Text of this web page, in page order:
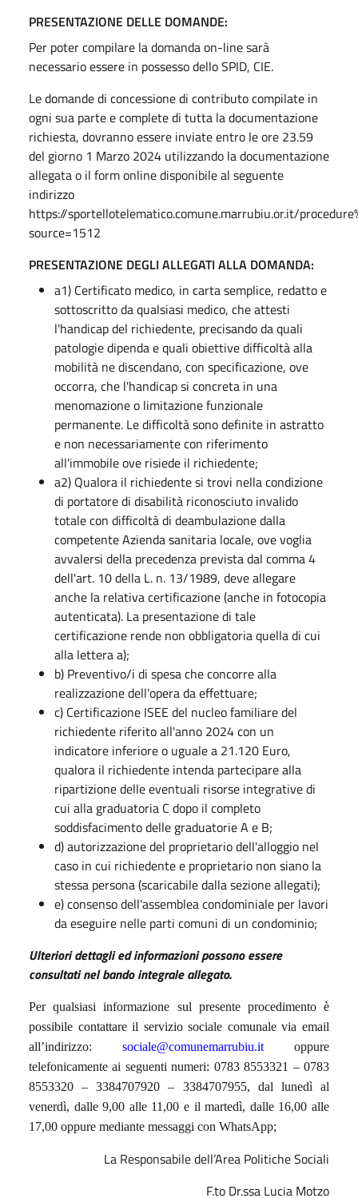
PRESENTAZIONE DELLE DOMANDE:
Per poter compilare la domanda on-line sarà
necessario essere in possesso dello SPID, CIE.
Le domande di concessione di contributo compilate in
ogni sua parte e complete di tutta la documentazione
richiesta, dovranno essere inviate entro le ore 23.59
del giorno 1 Marzo 2024 utilizzando la documentazione
allegata o il form online disponibile al seguente
indirizzo
https://sportellotelematico.comune.marrubiu.or.it/
source=1512
PRESENTAZIONE DEGLI ALLEGATI ALLA DOMANDA:
a1) Certificato medico, in carta semplice, redatto e
sottoscritto da qualsiasi medico, che attesti
l'handicap del richiedente, precisando da quali
patologie dipenda e quali obiettive difficoltà alla
mobilità ne discendano, con specificazione, ove
occorra, che l'handicap si concreta in una
menomazione o limitazione funzionale
permanente. Le difficoltà sono definite in astratto
e non necessariamente con riferimento
all'immobile ove risiede il richiedente;
a2) Qualora il richiedente si trovi nella condizione
di portatore di disabilità riconosciuto invalido
totale con difficoltà di deambulazione dalla
competente Azienda sanitaria locale, ove voglia
avvalersi della precedenza prevista dal comma 4
dell'art. 10 della L. n. 13/1989, deve allegare
anche la relativa certificazione (anche in fotocopia
autenticata). La presentazione di tale
certificazione rende non obbligatoria quella di cui
alla lettera a);
b) Preventivo/i di spesa che concorre alla
realizzazione dell'opera da effettuare;
c) Certificazione ISEE del nucleo familiare del
richiedente riferito all'anno 2024 con un
indicatore inferiore o uguale a 21.120 Euro,
qualora il richiedente intenda partecipare alla
ripartizione delle eventuali risorse integrative di
cui alla graduatoria C dopo il completo
soddisfacimento delle graduatorie A e B;
d) autorizzazione del proprietario dell'alloggio nel
caso in cui richiedente e proprietario non siano la
stessa persona (scaricabile dalla sezione allegati);
e) consenso dell'assemblea condominiale per lavori
da eseguire nelle parti comuni di un condominio;
Ulteriori dettagli ed informazioni possono essere
consultati nel bando integrale allegato.
Per qualsiasi informazione sul presente procedimento è
possibile contattare il servizio sociale comunale via email
all’indirizzo: sociale@comunemarrubiu.it oppure
telefonicamente ai seguenti numeri: 0783 8553321 – 0783
8553320 – 3384707920 – 3384707955, dal lunedì al
venerdì, dalle 9,00 alle 11,00 e il martedì, dalle 16,00 alle
17,00 oppure mediante messaggi con WhatsApp;
La Responsabile dell’Area Politiche Sociali
F.to Dr.ssa Lucia Motzo